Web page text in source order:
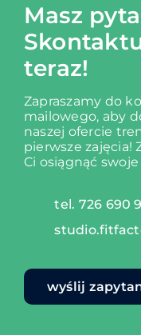
Masz
teraz!
Zapraszamy do
mailowego, aby
naszej ofercie
pierwsze zajęcia!
Ci osiągnąć
tel. 726 690
wyślij